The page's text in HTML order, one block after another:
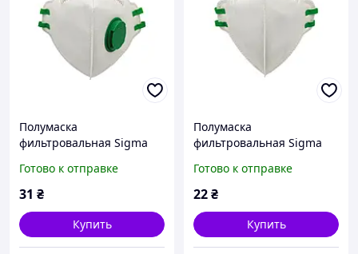
Полумаска
фильтровальная Sigma
с клапаном
Готово к отправке
31 ₴
Купить
Полумаска
фильтровальная Sigma
без клапана
Готово к отправке
22₴
Купить